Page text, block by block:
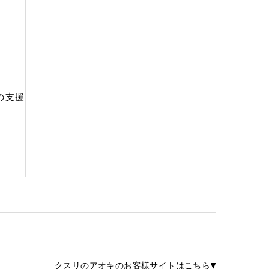
支援
クスリのアオキのお客様サイトはこちら